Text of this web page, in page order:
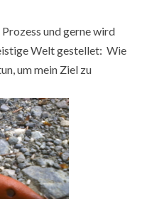
und gerne wird
Welt gestellet: Wie
um mein Ziel zu